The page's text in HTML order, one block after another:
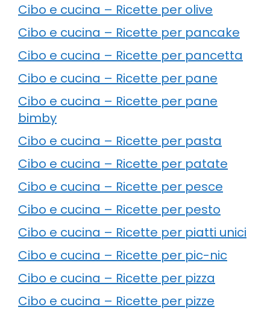
Cibo e cucina – Ricette per olive
Cibo e cucina – Ricette per pancake
Cibo e cucina – Ricette per pancetta
Cibo e cucina – Ricette per pane
Cibo e cucina – Ricette per pane
bimby
Cibo e cucina – Ricette per pasta
Cibo e cucina – Ricette per patate
Cibo e cucina – Ricette per pesce
Cibo e cucina – Ricette per pesto
Cibo e cucina – Ricette per piatti unici
Cibo e cucina – Ricette per pic-nic
Cibo e cucina – Ricette per pizza
Cibo e cucina – Ricette per pizze